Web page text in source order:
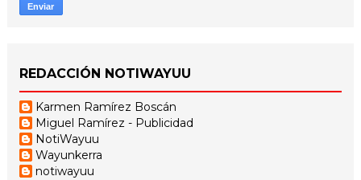
REDACCIÓN NOTIWAYUU
Karmen Ramírez Boscán
Miguel Ramírez - Publicidad
NotiWayuu
Wayunkerra
notiwayuu